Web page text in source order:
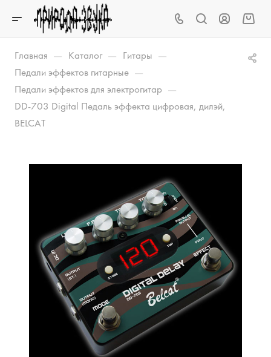
Главная — Каталог — Гитары —
Педали эффектов гитарные —
Педали эффектов для электрогитар —
DD-703 Digital Педаль эффекта цифровая, дилэй,
BELCAT